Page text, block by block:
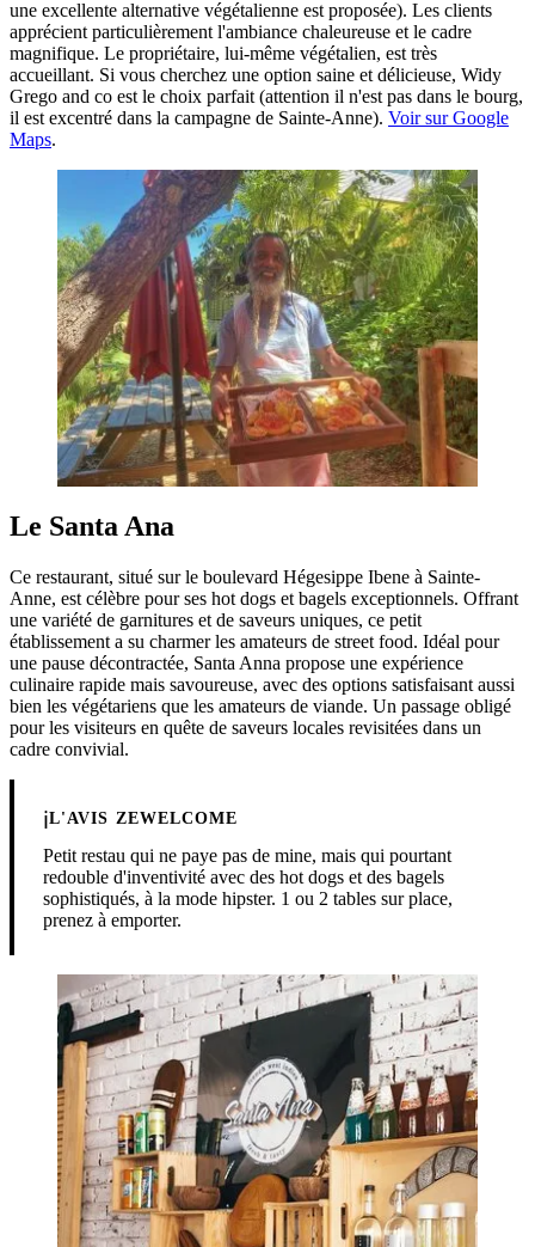
une excellente alternative végétalienne est proposée). Les clients
apprécient particulièrement l'ambiance chaleureuse et le cadre
magnifique. Le propriétaire, lui-même végétalien, est très
accueillant. Si vous cherchez une option saine et délicieuse, Widy
Grego and co est le choix parfait (attention il n'est pas dans le bourg,
il est excentré dans la campagne de Sainte-Anne). Voir sur Google
Maps.
Le Santa Ana
Ce restaurant, situé sur le boulevard Hégesippe Ibene à Sainte-
Anne, est célèbre pour ses hot dogs et bagels exceptionnels. Offrant
une variété de garnitures et de saveurs uniques, ce petit
établissement a su charmer les amateurs de street food. Idéal pour
une pause décontractée, Santa Anna propose une expérience
culinaire rapide mais savoureuse, avec des options satisfaisant aussi
bien les végétariens que les amateurs de viande. Un passage obligé
pour les visiteurs en quête de saveurs locales revisitées dans un
cadre convivial.
ℹ️L'AVIS ZEWELCOME
Petit restau qui ne paye pas de mine, mais qui pourtant
redouble d'inventivité avec des hot dogs et des bagels
sophistiqués, à la mode hipster. 1 ou 2 tables sur place,
prenez à emporter.